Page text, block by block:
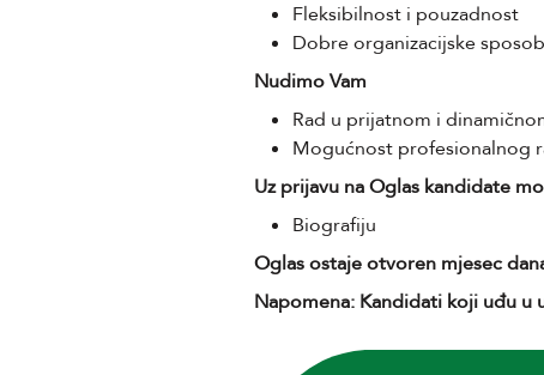
Fleksibilnost i pouzadnost
Dobre organizacijske
Nudimo Vam
Rad u prijatnom i
Mogućnost profesionalnog
Uz prijavu na Oglas kandidate
Biografiju
Oglas ostaje otvoren mjesec
Napomena: Kandidati koji uđu u